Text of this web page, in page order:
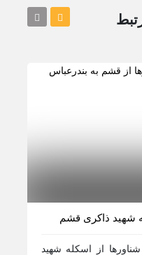
شهید ذاکری قشم
از اسکله شهید